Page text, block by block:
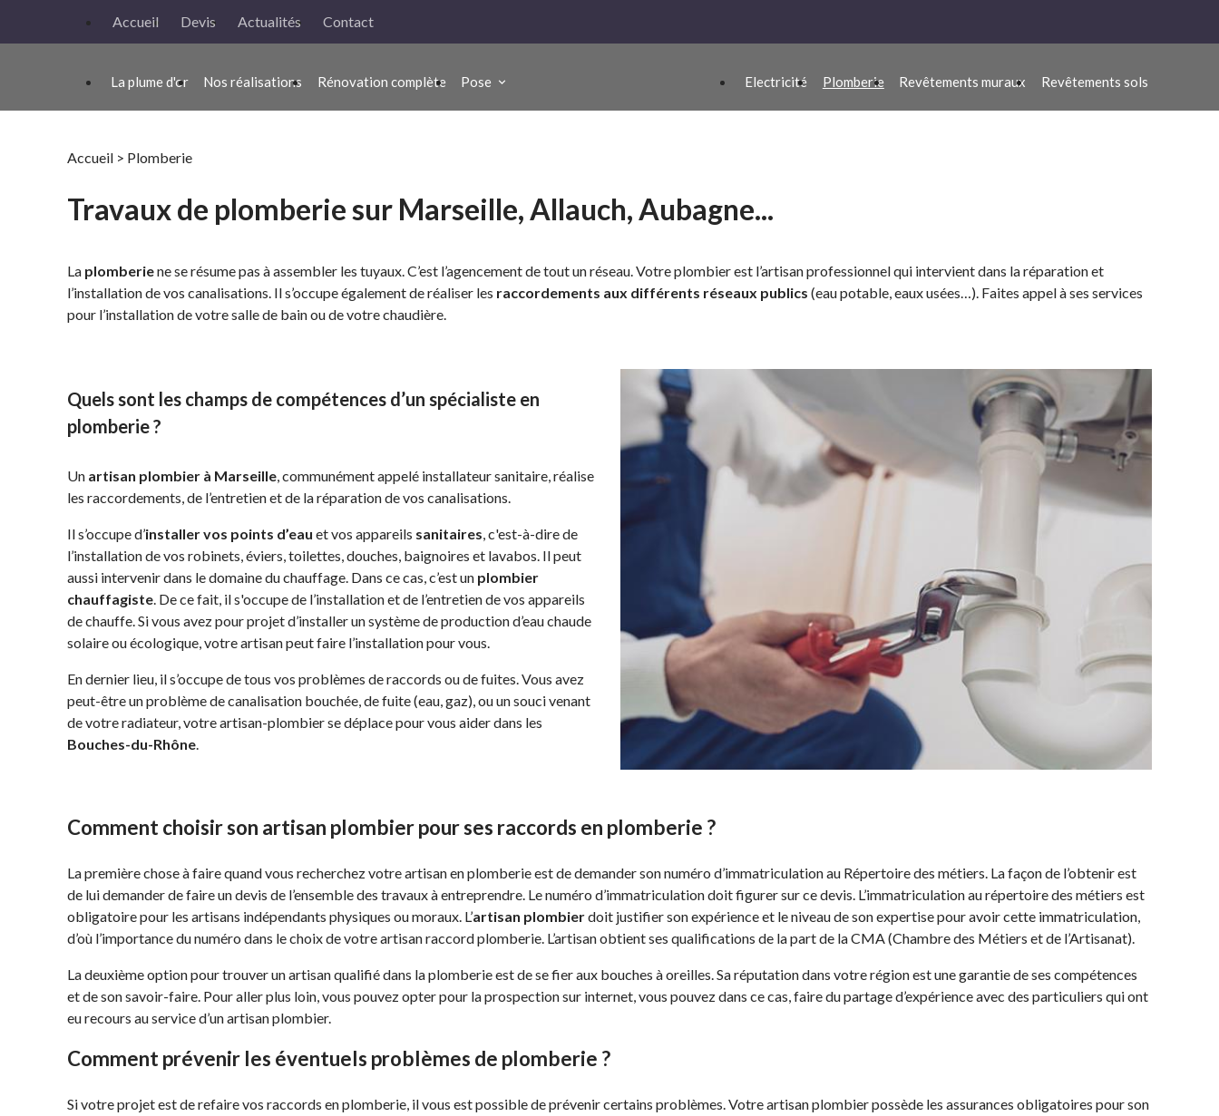
Accueil Devis Actualités Contact
La plume d'or Nos réalisations Rénovation complète Pose Electricité Plomberie Revêtements muraux Revêtements sols
Accueil > Plomberie
Travaux de plomberie sur Marseille, Allauch, Aubagne...
La plomberiene se résume pas à assembler les tuyaux. C’est l’agencement de tout un réseau. Votre plombier est l’artisan professionnel qui intervient dans la réparation et
l’installation de vos canalisations. Il s’occupe également de réaliser les raccordements aux différents réseaux publics (eau potable, eaux usées…). Faites appel à ses services
pour l’installation de votre salle de bain ou de votre chaudière.
Quels sont les champs de compétences d’un spécialiste en
plomberie ?
Un artisan plombier à Marseille , communément appelé installateur sanitaire, réalise
les raccordements, de l’entretien et de la réparation de vos canalisations.
Il s’occupe d’installer vos points d’eau et vos appareils sanitaires , c'est-à-dire de
l’installation de vos robinets, éviers, toilettes, douches, baignoires et lavabos. Il peut
aussi intervenir dans le domaine du chauffage. Dans ce cas, c’est un plombier
chauffagiste . De ce fait, il s'occupe de l’installation et de l’entretien de vos appareils
de chauffe. Si vous avez pour projet d’installer un système de production d’eau chaude
solaire ou écologique, votre artisan peut faire l’installation pour vous.
En dernier lieu, il s’occupe de tous vos problèmes de raccords ou de fuites. Vous avez
peut-être un problème de canalisation bouchée, de fuite (eau, gaz), ou un souci venant
de votre radiateur, votre artisan-plombier se déplace pour vous aider dans les
Bouches-du-Rhône
Comment choisir son artisan plombier pour ses raccords en plomberie ?
La première chose à faire quand vous recherchez votre artisan en plomberie est de demander son numéro d’immatriculation au Répertoire des métiers. La façon de l’obtenir est
de lui demander de faire un devis de l’ensemble des travaux à entreprendre. Le numéro d’immatriculation doit figurer sur ce devis. L’immatriculation au répertoire des métiers est
obligatoire pour les artisans indépendants physiques ou moraux. L’artisan plombierdoit justifier son expérience et le niveau de son expertise pour avoir cette immatriculation,
d’où l’importance du numéro dans le choix de votre artisan raccord plomberie. L’artisan obtient ses qualifications de la part de la CMA (Chambre des Métiers et de l’Artisanat).
La deuxième option pour trouver un artisan qualifié dans la plomberie est de se fier aux bouches à oreilles. Sa réputation dans votre région est une garantie de ses compétences
et de son savoir-faire. Pour aller plus loin, vous pouvez opter pour la prospection sur internet, vous pouvez dans ce cas, faire du partage d’expérience avec des particuliers qui ont
eu recours au service d’un artisan plombier.
Comment prévenir les éventuels problèmes de plomberie ?
Si votre projet est de refaire vos raccords en plomberie, il vous est possible de prévenir certains problèmes. Votre artisan plombier possède les assurances obligatoires pour son